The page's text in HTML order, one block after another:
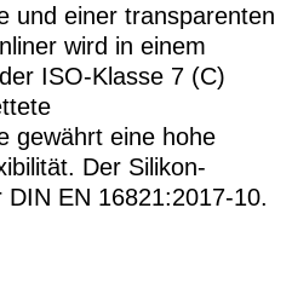
und einer transparenten
wird in einem
ISO-Klasse 7 (C)
gewährt eine hohe
Der Silikon-
EN 16821:2017-10.